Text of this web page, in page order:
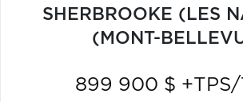
SHERBROOKE (LES
(MONT-
899 900 $ +TPS/